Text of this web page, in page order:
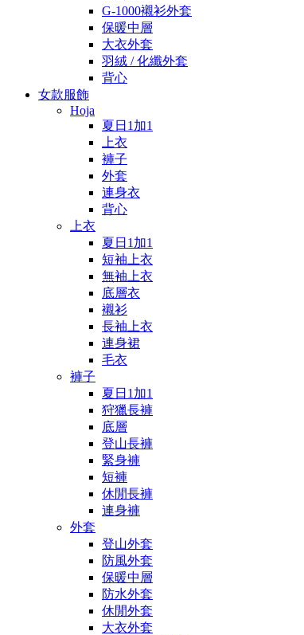
G-1000襯衫外套
保暖中層
大衣外套
羽絨 / 化纖外套
背心
女款服飾
Hoja
夏日1加1
上衣
褲子
外套
連身衣
背心
上衣
夏日1加1
短袖上衣
無袖上衣
底層衣
襯衫
長袖上衣
連身裙
毛衣
褲子
夏日1加1
狩獵長褲
底層
登山長褲
緊身褲
短褲
休閒長褲
連身褲
外套
登山外套
防風外套
保暖中層
防水外套
休閒外套
大衣外套